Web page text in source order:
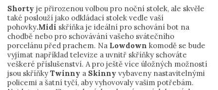
Shorty je přirozenou volbou pro noční stolek, ale skvěle
také poslouží jako odkládací stolek vedle vaší
pohovky.Midi skříňka je ideální pro schování bot na
chodbě nebo pro schovávání vašeho svátečního
porcelánu před prachem. Na Lowdown komodě se bude
vyjímat například televize a uvnitř skříňky schováte
veškeré příslušenství. A pro ještě více úložných možností
jsou skříňky Twinny a Skinny vybaveny nastavitelnými
policemi a šatní tyčí, aby vyhovovaly vašim potřebám.